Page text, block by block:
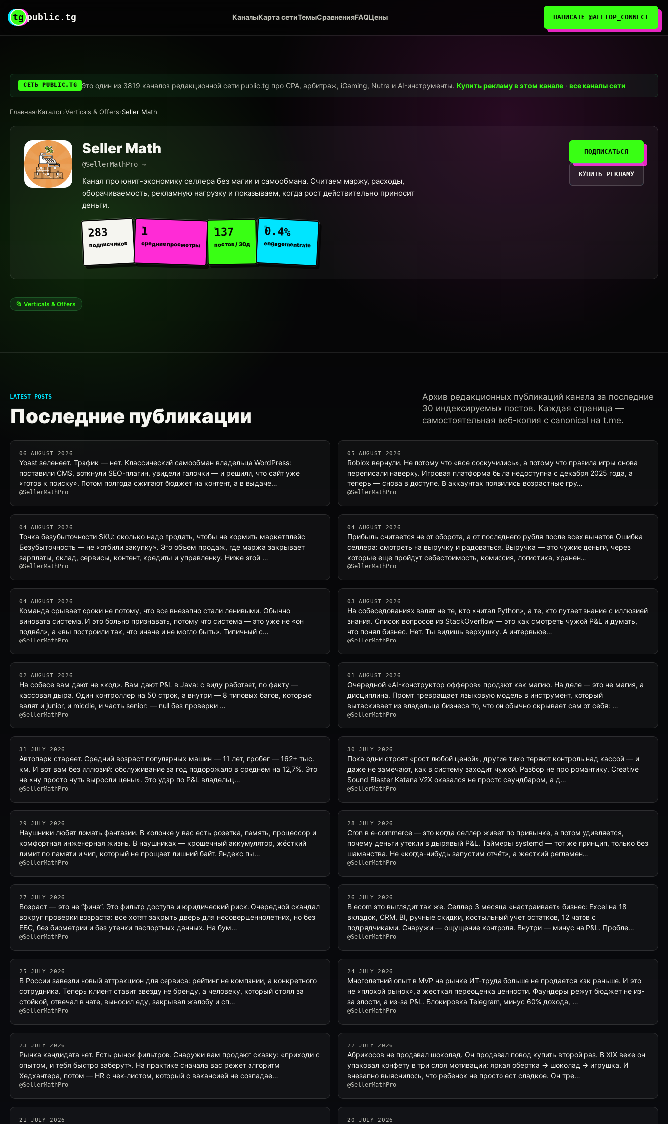
tg public.tg КаналыКарта сетиТемыСравненияFAQЦены НАПИСАТЬ @AFFTOP_CONNECT
СЕТЬ PUBLIC.TG Это один из 3819 каналов редакционной сети public.tg про CPA, арбитраж, iGaming, Nutra и AI-инструменты.Купить рекламу в этом канале ·все каналы сети
Главная›Каталог›Verticals & Offers›Seller Math
Seller Math
@SellerMathPro →
Канал про юнит-экономику селлера без магии и самообмана. Считаем маржу, расходы,
оборачиваемость, рекламную нагрузку и показываем, когда рост действительно приносит
деньги.
283
подписчиков
1
средние просмотры
137
постов / 30д
0.4%
engagement rate
ПОДПИСАТЬСЯ
КУПИТЬ РЕКЛАМУ
📂 Verticals & Offers
LATEST POSTS
Последние публикации
Архив редакционных публикаций канала за последние
30 индексируемых постов. Каждая страница —
самостоятельная веб-копия с canonical на t.me.
06 AUGUST 2026
Yoast зеленеет. Трафик — нет. Классический самообман владельца WordPress:
поставили CMS, воткнули SEO-плагин, увидели галочки — и решили, что сайт уже
«готов к поиску». Потом полгода сжигают бюджет на контент, а в выдаче…
@SellerMathPro
05 AUGUST 2026
Roblox вернули. Не потому что «все соскучились», а потому что правила игры снова
переписали наверху. Игровая платформа была недоступна с декабря 2025 года, а
теперь — снова в доступе. В аккаунтах появились возрастные гру…
@SellerMathPro
04 AUGUST 2026
Точка безубыточности SKU: сколько надо продать, чтобы не кормить маркетплейс
Безубыточность — не «отбили закупку». Это объем продаж, где маржа закрывает
зарплаты, склад, сервисы, контент, кредиты и управленку. Ниже этой …
@SellerMathPro
04 AUGUST 2026
Прибыль считается не от оборота, а от последнего рубля после всех вычетов Ошибка
селлера: смотреть на выручку и радоваться. Выручка — это чужие деньги, через
которые еще пройдут себестоимость, комиссия, логистика, хранен…
@SellerMathPro
04 AUGUST 2026
Команда срывает сроки не потому, что все внезапно стали ленивыми. Обычно
виновата система. И это больно признавать, потому что система — это уже не «он
подвёл», а «вы построили так, что иначе и не могло быть». Типичный с…
@SellerMathPro
03 AUGUST 2026
На собеседованиях валят не те, кто «читал Python», а те, кто путает знание с иллюзией
знания. Список вопросов из StackOverflow — это как смотреть чужой P&L и думать,
что понял бизнес. Нет. Ты видишь верхушку. А интервьюе…
@SellerMathPro
02 AUGUST 2026
На собесе вам дают не «код». Вам дают P&L в Java: с виду работает, по факту —
кассовая дыра. Один контроллер на 50 строк, а внутри — 8 типовых багов, которые
валят и junior, и middle, и часть senior: — null без проверки …
@SellerMathPro
01 AUGUST 2026
Очередной «AI-конструктор офферов» продают как магию. На деле — это не магия, а
дисциплина. Промт превращает языковую модель в инструмент, который
вытаскивает из владельца бизнеса то, что он обычно скрывает сам от себя: …
@SellerMathPro
31 JULY 2026
Автопарк стареет. Средний возраст популярных машин — 11 лет, пробег — 162+ тыс.
км. И вот вам без иллюзий: обслуживание за год подорожало в среднем на 12,7%. Это
не «ну просто чуть выросли цены». Это удар по P&L владельц…
@SellerMathPro
30 JULY 2026
Пока одни строят «рост любой ценой», другие тихо теряют контроль над кассой — и
даже не замечают, как в систему заходит чужой. Разбор не про романтику. Creative
Sound Blaster Katana V2X оказался не просто саундбаром, а д…
@SellerMathPro
29 JULY 2026
Наушники любят ломать фантазии. В колонке у вас есть розетка, память, процессор и
комфортная инженерная жизнь. В наушниках — крошечный аккумулятор, жёсткий
лимит по памяти и чип, который не прощает лишний байт. Яндекс пы…
@SellerMathPro
28 JULY 2026
Cron в e-commerce — это когда селлер живет по привычке, а потом удивляется,
почему деньги утекли в дырявый P&L. Таймеры systemd — тот же принцип, только без
шаманства. Не «когда-нибудь запустим отчёт», а жесткий регламен…
@SellerMathPro
27 JULY 2026
Возраст — это не “фича”. Это фильтр доступа и юридический риск. Очередной скандал
вокруг проверки возраста: все хотят закрыть дверь для несовершеннолетних, но без
ЕБС, без биометрии и без утечки паспортных данных. На бум…
@SellerMathPro
26 JULY 2026
В ecom это выглядит так же. Селлер 3 месяца «настраивает» бизнес: Excel на 18
вкладок, CRM, BI, ручные скидки, костыльный учет остатков, 12 чатов с
подрядчиками. Снаружи — ощущение контроля. Внутри — минус на P&L. Пробле…
@SellerMathPro
25 JULY 2026
В России завезли новый аттракцион для сервиса: рейтинг не компании, а конкретного
сотрудника. Теперь клиент ставит звезду не бренду, а человеку, который стоял за
стойкой, отвечал в чате, выносил еду, закрывал жалобу и сп…
@SellerMathPro
24 JULY 2026
Многолетний опыт в MVP на рынке ИТ-труда больше не продается как раньше. И это
не «плохой рынок», а жесткая переоценка ценности. Фаундеры режут бюджет не из-
за злости, а из-за P&L. Блокировка Telegram, минус 60% дохода, …
@SellerMathPro
23 JULY 2026
Рынка кандидата нет. Есть рынок фильтров. Снаружи вам продают сказку: «приходи с
опытом, и тебя быстро заберут». На практике сначала вас режет алгоритм
Хедхантера, потом — HR с чек-листом, который с вакансией не совпадае…
@SellerMathPro
22 JULY 2026
Абрикосов не продавал шоколад. Он продавал повод купить второй раз. В XIX веке он
упаковал конфету в три слоя мотивации: яркая обертка → шоколад → игрушка. И
внезапно выяснилось, что ребенок не просто ест сладкое. Он тре…
@SellerMathPro
21 JULY 2026 20 JULY 2026